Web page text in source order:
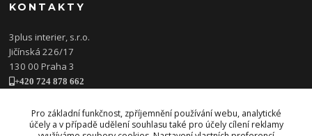
KONTAKTY
3plus interier, s.r.o.
Jičínská 226/17
130 00 Praha 3
+420 724 878 662
www.3plusinterier.cz
facebook
Pro základní funkčnost, zpříjemnění používání webu, analytické
účely a v případě udělení souhlasu také pro účely cílení reklamy